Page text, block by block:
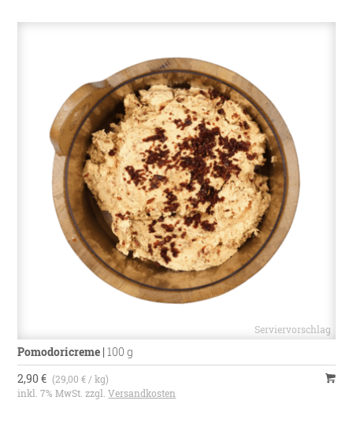
Pomodoricreme |100 g
2,90 € (29,00 € / kg)
inkl. 7% MwSt. zzgl.Versandkosten